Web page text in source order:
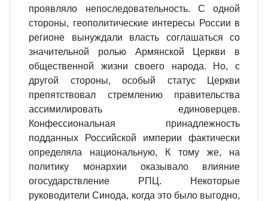
проявляло непоследовательность. С одной
стороны, геополитические интересы России в
регионе вынуждали власть соглашаться со
значительной ролью Армянской Церкви в
общественной жизни своего народа. Но, с
другой стороны, особый статус Церкви
препятствовал стремлению правительства
ассимилировать единоверцев.
Конфессиональная принадлежность
подданных Российской империи фактически
определяла национальную, К тому же, на
политику монархии оказывало влияние
огосударствление РПЦ. Некоторые
руководители Синода, когда это было выгодно,